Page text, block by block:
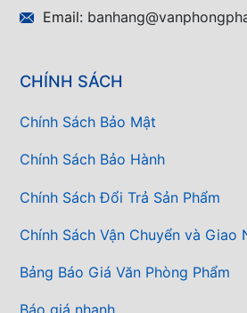
Email:
CHÍNH SÁCH
Chính Sách Bảo Mật
Chính Sách Bảo Hành
Chính Sách Đổi Trả Sản Phẩm
Chính Sách Vận Chuyển và Giao
Bảng Báo Giá Văn Phòng Phẩm